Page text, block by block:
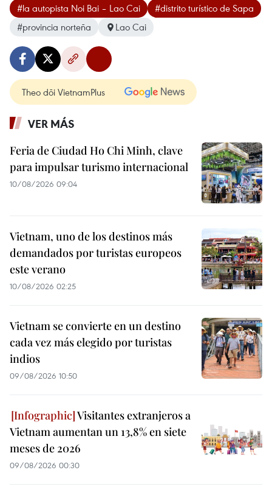
#la autopista Noi Bai – Lao Cai
#distrito turístico de Sapa
#provincia norteña
Lao Cai
Theo dõi VietnamPlus
VER MÁS
Feria de Ciudad Ho Chi Minh, clave
para impulsar turismo internacional
10/08/2026 09:04
Vietnam, uno de los destinos más
demandados por turistas europeos
este verano
10/08/2026 02:25
Vietnam se convierte en un destino
cada vez más elegido por turistas
indios
09/08/2026 10:50
Visitantes extranjeros a
Vietnam aumentan un 13,8% en siete
meses de 2026
09/08/2026 00:30